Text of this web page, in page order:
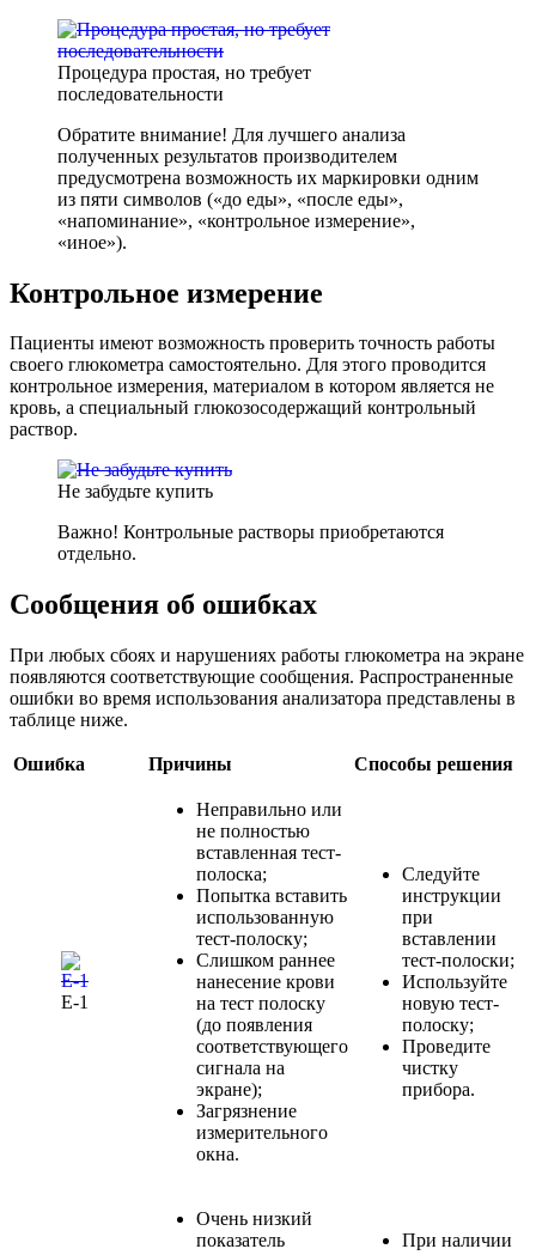
Процедура простая, но требует
последовательности
Обратите внимание! Для лучшего анализа
полученных результатов производителем
предусмотрена возможность их маркировки одним
из пяти символов («до еды», «после еды»,
«напоминание», «контрольное измерение»,
«иное»).
Контрольное измерение
Пациенты имеют возможность проверить точность работы
своего глюкометра самостоятельно. Для этого проводится
контрольное измерения, материалом в котором является не
кровь, а специальный глюкозосодержащий контрольный
раствор.
Не забудьте купить
Важно! Контрольные растворы приобретаются
отдельно.
Сообщения об ошибках
При любых сбоях и нарушениях работы глюкометра на экране
появляются соответствующие сообщения. Распространенные
ошибки во время использования анализатора представлены в
таблице ниже.
Ошибка Причины Способы решения
Е-1
Неправильно или
не полностью
вставленная тест-
полоска;
Попытка вставить
использованную
тест-полоску;
Слишком раннее
нанесение крови
на тест полоску
(до появления
соответствующего
сигнала на
экране);
Загрязнение
измерительного
окна.
Следуйте
инструкции
при
вставлении
тест-полоски;
Используйте
новую тест-
полоску;
Проведите
чистку
прибора.
Очень низкий
показатель
При наличии